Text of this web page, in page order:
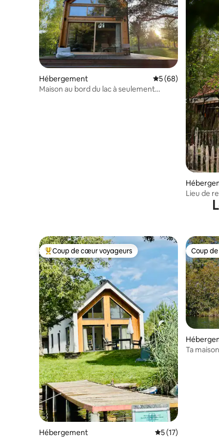
Hébergement Évaluation
5 (68)
Maison au bord du lac à seulement
Lieu de
Coups de cœur voyageurs les plus appréciés
Coup de cœur voyageurs
Hébergement Évaluation
5 (17)
Coup
Coup
Ta